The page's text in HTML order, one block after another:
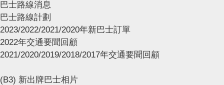
巴士路線消息
巴士路線計劃
2023/2022/2021/2020年新巴士訂單
2022年交通要聞回顧
2021/2020/2019/2018/2017年交通要聞回顧
(B3) 新出牌巴士相片